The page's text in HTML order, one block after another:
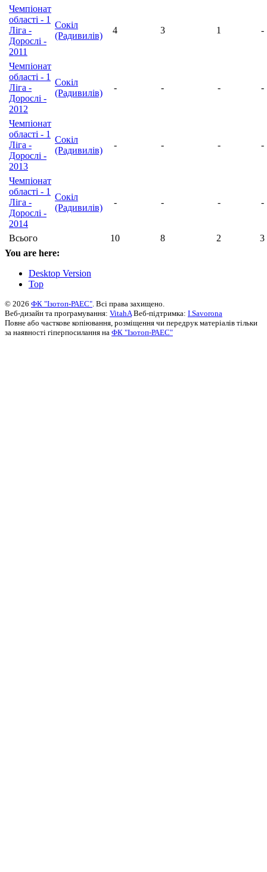
Чемпіонат
області - 1
Ліга -
Дорослі -
2011
Сокіл
(Радивилів)
4 3 1 -
Чемпіонат
області - 1
Ліга -
Дорослі -
2012
Сокіл
(Радивилів)
- - - -
Чемпіонат
області - 1
Ліга -
Дорослі -
2013
Сокіл
(Радивилів)
- - - -
Чемпіонат
області - 1
Ліга -
Дорослі -
2014
Сокіл
(Радивилів)
- - - -
Всього 10 8 2
3
You are here:
Desktop Version
Top
© 2026 ФК "Ізотоп-РАЕС" . Всі права захищено.
Веб-дизайн та програмування: VitahA Веб-підтримка: I.Savorona
Повне або часткове копіювання, розміщення чи передрук матеріалів тільки
за наявності гіперпосилання на ФК "Ізотоп-РАЕС"